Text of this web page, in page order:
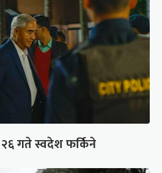
गते स्वदेश फर्किने